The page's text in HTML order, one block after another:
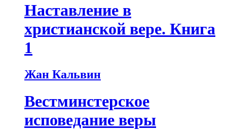
Наставление в
христианской вере. Книга
1
Жан Кальвин
Вестминстерское
исповедание веры